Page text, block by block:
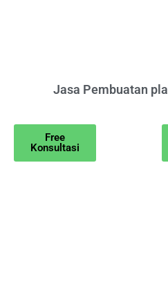
Jasa Pembuatan
Free
Konsultasi